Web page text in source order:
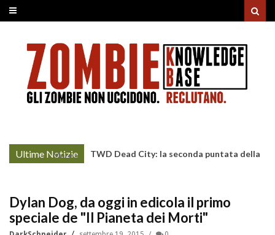
Ultime Notizie
More »
TWD Dead City: la seconda puntata della
Dylan Dog, da oggi in edicola il primo
speciale de "Il Pianeta dei Morti"